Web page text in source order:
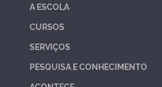
A ESCOLA
CURSOS
SERVIÇOS
PESQUISA E CONHECIMENTO